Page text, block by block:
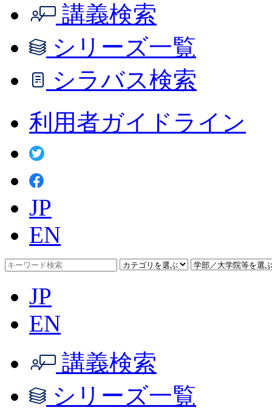
講義検索
シリーズ一覧
シラバス検索
利用者ガイドライン
JP
EN
JP
EN
講義検索
シリーズ一覧